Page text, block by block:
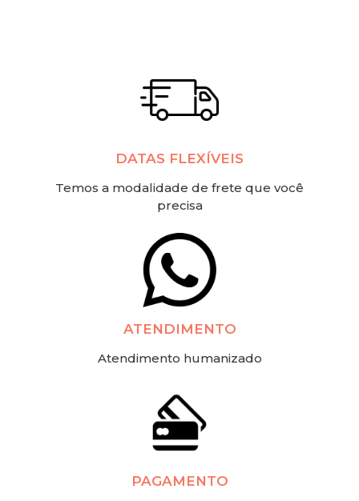
DATAS FLEXÍVEIS
Temos a modalidade de frete que você
precisa
ATENDIMENTO
Atendimento humanizado
PAGAMENTO